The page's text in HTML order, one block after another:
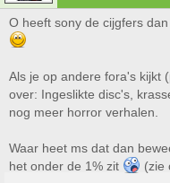
O heeft sony de cijgfers
Als je op andere fora's kijkt
over: Ingeslikte disc's,
nog meer horror verhalen.
Waar heet ms dat dan
het onder de 1% zit
(zie